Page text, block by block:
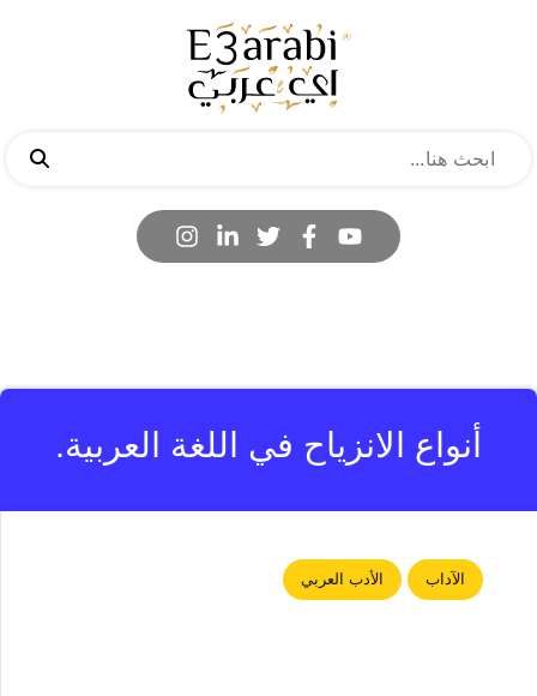
أنواع الانزياح في اللغة العربية.
الآداب الأدب العربي